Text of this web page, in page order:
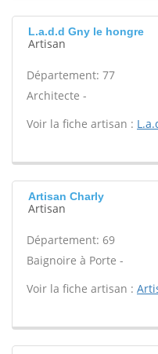
L.a.d.d Gny le hongre
Artisan
Département: 77
Architecte -
Voir la fiche artisan :
Artisan Charly
Artisan
Département: 69
Baignoire à Porte -
Voir la fiche artisan :